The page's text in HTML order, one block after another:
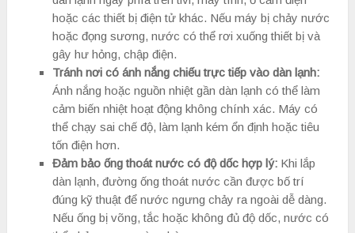
hoặc các thiết bị điện tử khác. Nếu máy bị chảy nước
hoặc đọng sương, nước có thể rơi xuống thiết bị và
gây hư hỏng, chập điện.
Tránh nơi có ánh nắng chiếu trực tiếp vào dàn lạnh:
Ánh nắng hoặc nguồn nhiệt gần dàn lạnh có thể làm
cảm biến nhiệt hoạt động không chính xác. Máy có
thể chạy sai chế độ, làm lạnh kém ổn định hoặc tiêu
tốn điện hơn.
Đảm bảo ống thoát nước có độ dốc hợp lý: Khi lắp
dàn lạnh, đường ống thoát nước cần được bố trí
đúng kỹ thuật để nước ngưng chảy ra ngoài dễ dàng.
Nếu ống bị võng, tắc hoặc không đủ độ dốc, nước có